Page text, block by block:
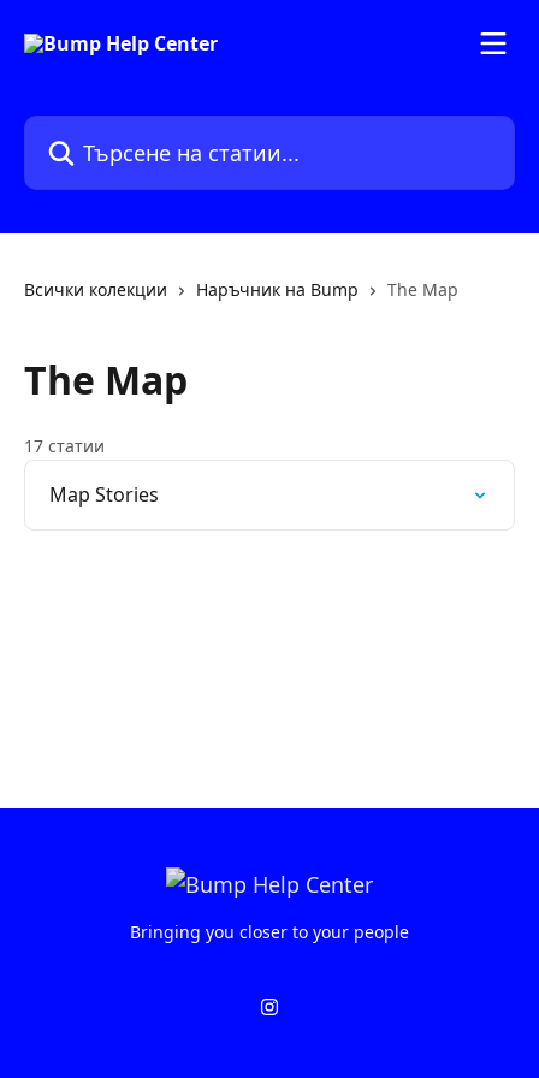
Търсене на статии...
Всички колекции Наръчник на Bump The Map
The Map
17 статии
Map Stories
Bringing you closer to your people